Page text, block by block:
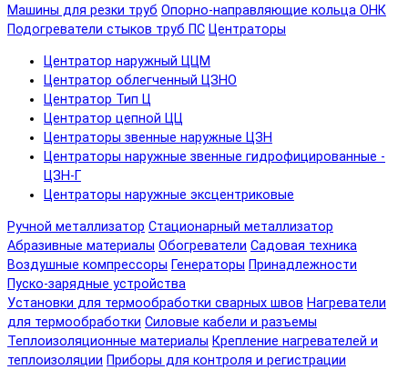
Машины для резки труб Опорно-направляющие кольца ОНК
Подогреватели стыков труб ПС Центраторы
Центратор наружный ЦЦМ
Центратор облегченный ЦЗНО
Центратор Тип Ц
Центратор цепной ЦЦ
Центраторы звенные наружные ЦЗН
Центраторы наружные звенные гидрофицированные -
ЦЗН-Г
Центраторы наружные эксцентриковые
Ручной металлизатор Стационарный металлизатор
Абразивные материалы Обогреватели Садовая техника
Воздушные компрессоры Генераторы Принадлежности
Пуско-зарядные устройства
Установки для термообработки сварных швов Нагреватели
для термообработки Силовые кабели и разъемы
Теплоизоляционные материалы Крепление нагревателей и
теплоизоляции Приборы для контроля и регистрации